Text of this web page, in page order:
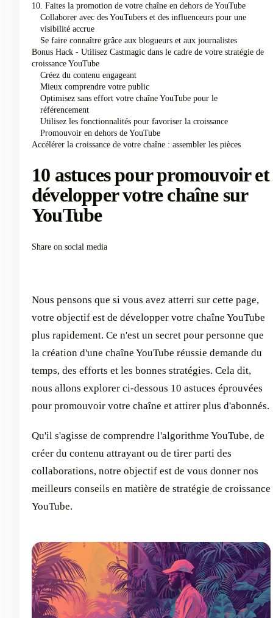
10. Faites la promotion de votre chaîne en dehors de YouTube
Collaborer avec des YouTubers et des influenceurs pour une
visibilité accrue
Se faire connaître grâce aux blogueurs et aux journalistes
Bonus Hack - Utilisez Castmagic dans le cadre de votre stratégie de
croissance YouTube
Créez du contenu engageant
Mieux comprendre votre public
Optimisez sans effort votre chaîne YouTube pour le
référencement
Utilisez les fonctionnalités pour favoriser la croissance
Promouvoir en dehors de YouTube
Accélérer la croissance de votre chaîne : assembler les pièces
10 astuces pour promouvoir et
développer votre chaîne sur
YouTube
Share on social media
Nous pensons que si vous avez atterri sur cette page,
votre objectif est de développer votre chaîne YouTube
plus rapidement. Ce n'est un secret pour personne que
la création d'une chaîne YouTube réussie demande du
temps, des efforts et les bonnes stratégies. Cela dit,
nous allons explorer ci-dessous 10 astuces éprouvées
pour promouvoir votre chaîne et attirer plus d'abonnés.
Qu'il s'agisse de comprendre l'algorithme YouTube, de
créer du contenu attrayant ou de tirer parti des
collaborations, notre objectif est de vous donner nos
meilleurs conseils en matière de stratégie de croissance
YouTube.